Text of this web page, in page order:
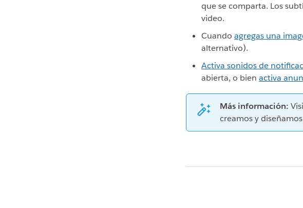
que se comparta. Los
video.
Cuando agregas una
alternativo).
Activa sonidos de
abierta, o bien activa
Más información:
creamos y